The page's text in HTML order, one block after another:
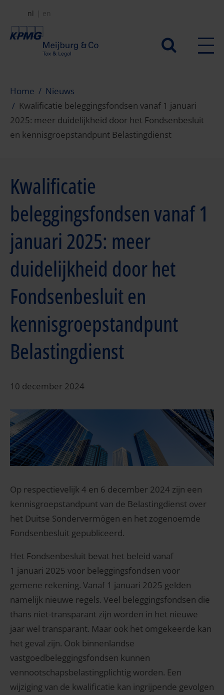
naar
Secundair
nl en
Home
Nieuws
Kwalificatie beleggingsfondsen vanaf 1 januari
2025: meer duidelijkheid door het Fondsenbesluit
en kennisgroepstandpunt Belastingdienst
Kwalificatie
beleggingsfondsen vanaf 1
januari 2025: meer
duidelijkheid door het
Fondsenbesluit en
kennisgroepstandpunt
Belastingdienst
10 december 2024
Op respectievelijk 4 en 6 december 2024 zijn een
kennisgroepstandpunt van de Belastingdienst over
het Duitse Sondervermögen en het zogenoemde
Fondsenbesluit gepubliceerd.
Het Fondsenbesluit bevat het beleid vanaf
1 januari 2025 voor beleggingsfondsen voor
gemene rekening. Vanaf 1 januari 2025 gelden
namelijk nieuwe regels. Veel beleggingsfondsen die
thans niet-transparant zijn worden in het nieuwe
jaar wel transparant. Maar ook het omgekeerde kan
het geval zijn. Ook binnenlandse
vastgoedbeleggingsfondsen kunnen
vennootschapsbelastingplichtig worden. Een
wijziging van de kwalificatie kan ingrijpende gevolgen